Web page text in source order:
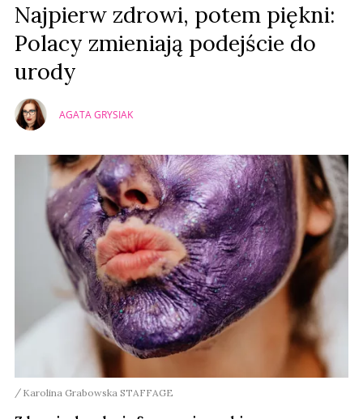
Najpierw zdrowi, potem piękni:
Polacy zmieniają podejście do
urody
AGATA GRYSIAK
Karolina Grabowska STAFFAGE